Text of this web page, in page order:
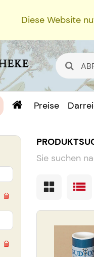
Diese Website
Preise
Sie suchen